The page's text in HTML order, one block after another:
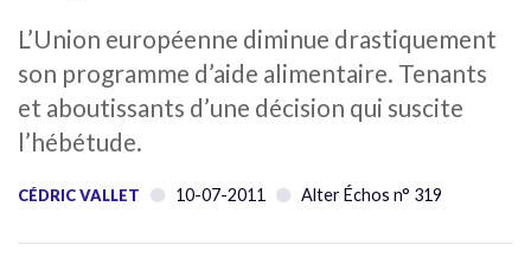
L’Union européenne diminue drastiquement
son programme d’aide alimentaire. Tenants
et aboutissants d’une décision qui suscite
l’hébétude.
CÉDRIC VALLET 10-07-2011 Alter Échos n° 319